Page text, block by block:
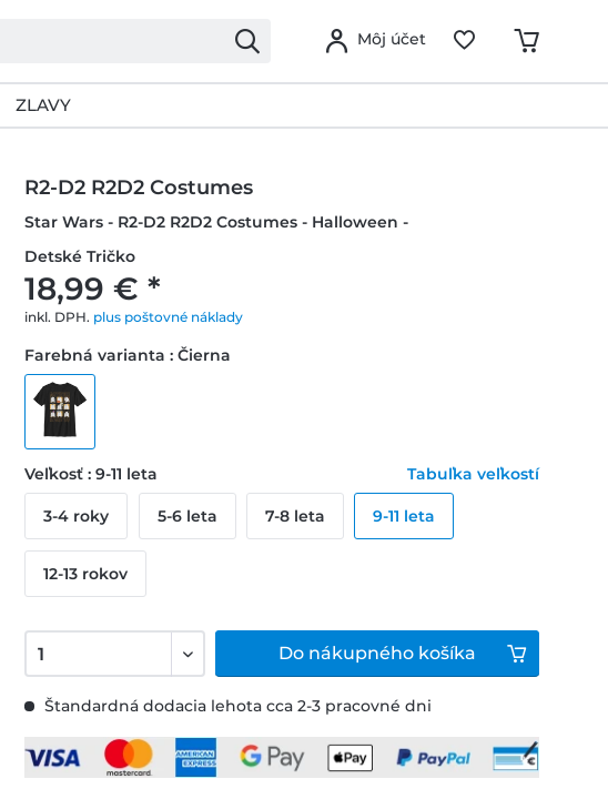
Môj účet
ZLAVY
R2-D2 R2D2 Costumes
Star Wars - R2-D2 R2D2 Costumes - Halloween -
Detské Tričko
18,99 € *
inkl. DPH. plus poštovné náklady
Štandardná dodacia lehota cca 2-3 pracovné dni
Farebná varianta : Čierna
Veľkosť : 9-11 leta Tabuľka veľkostí
3-4 roky 5-6 leta 7-8 leta 9-11 leta
12-13 rokov
Do nákupného košíka